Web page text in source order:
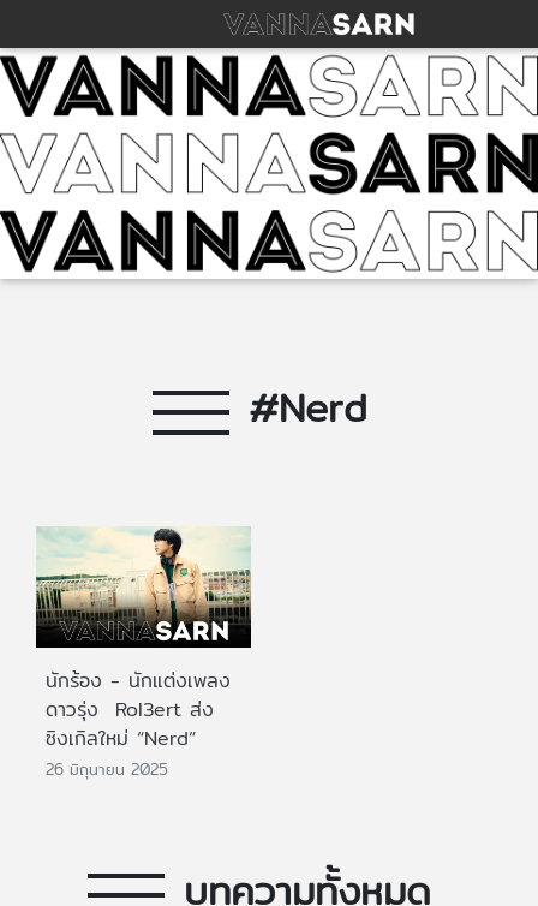
#Nerd
นักร้อง - นักแต่งเพลง
ดาวรุ่ง Rol3ert ส่ง
ซิงเกิลใหม่ “Nerd”
26 มิถุนายน 2025
บทความทั้งหมด